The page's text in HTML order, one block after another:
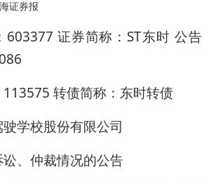
海证券报
603377 证券简称：ST东时 公告
转债简称：东时转债
学校股份有限公司
、仲裁情况的公告